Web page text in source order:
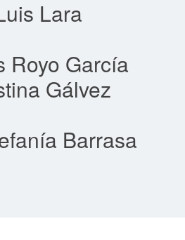
Lara
Royo García
Gálvez
Barrasa